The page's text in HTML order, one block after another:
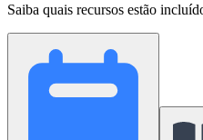
Saiba quais recursos estão